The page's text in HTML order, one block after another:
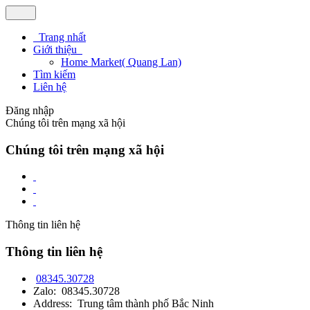
Trang nhất
Giới thiệu
Home Market( Quang Lan)
Tìm kiếm
Liên hệ
Đăng nhập
Chúng tôi trên mạng xã hội
Chúng tôi trên mạng xã hội
Thông tin liên hệ
Thông tin liên hệ
08345.30728
Zalo: 08345.30728
Address: Trung tâm thành phố Bắc Ninh